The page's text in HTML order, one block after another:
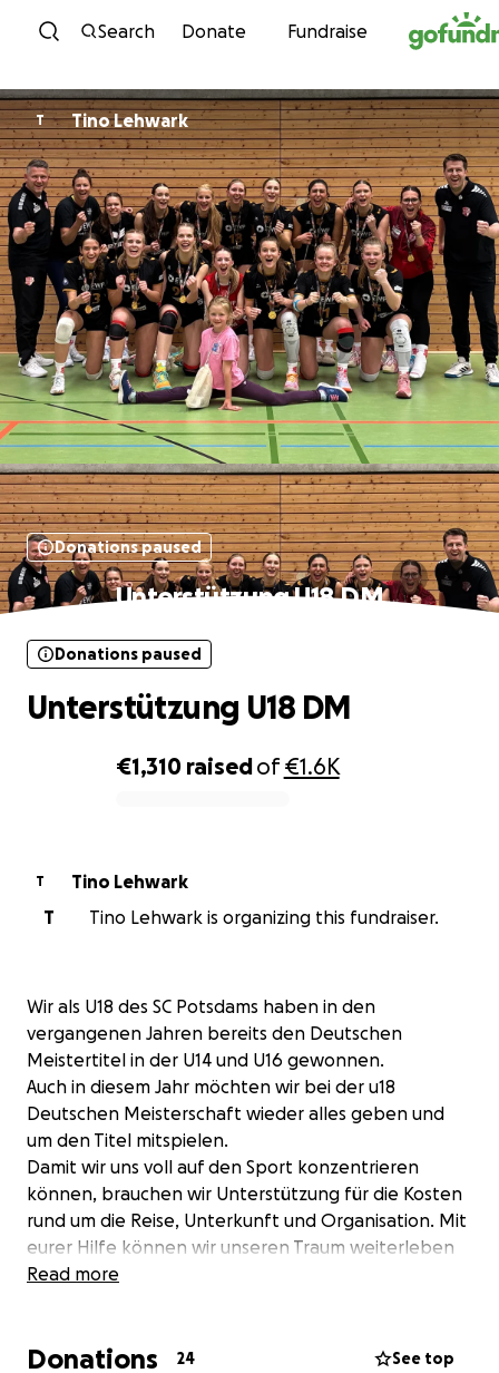
Skip to content
Search Donate Fundraise
T Tino Lehwark
Donations paused
Unterstützung U18 DM
€1,310 raisedof€1.6K
Donations paused
Unterstützung U18 DM
T
Tino Lehwark
T
Tino Lehwark is organizing this fundraiser.
Wir als U18 des SC Potsdams haben in den
vergangenen Jahren bereits den Deutschen
Meistertitel in der U14 und U16 gewonnen.
Auch in diesem Jahr möchten wir bei der u18
Deutschen Meisterschaft wieder alles geben und
um den Titel mitspielen.
Damit wir uns voll auf den Sport konzentrieren
können, brauchen wir Unterstützung für die Kosten
rund um die Reise, Unterkunft und Organisation. Mit
eurer Hilfe können wir unseren Traum weiterleben
und gemeinsam auf höchstem Niveau agieren.
Read more
Donations 24 See top